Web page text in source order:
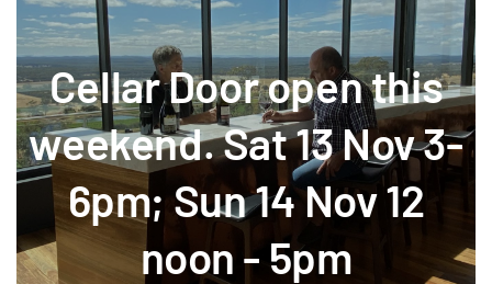
Cellar Door open this
weekend. Sat 13 Nov 3-
6pm; Sun 14 Nov 12
noon - 5pm